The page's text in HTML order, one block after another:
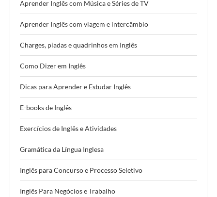
Aprender Inglês com Música e Séries de TV
Aprender Inglês com viagem e intercâmbio
Charges, piadas e quadrinhos em Inglês
Como Dizer em Inglês
Dicas para Aprender e Estudar Inglês
E-books de Inglês
Exercícios de Inglês e Atividades
Gramática da Língua Inglesa
Inglês para Concurso e Processo Seletivo
Inglês Para Negócios e Trabalho